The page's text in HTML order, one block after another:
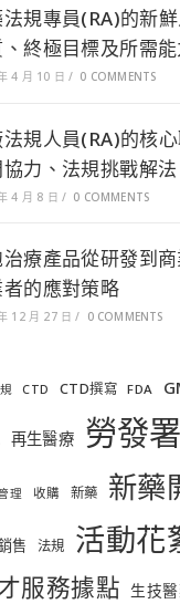
規專員(RA)的新
終極目標及所需能
4 月 10 日 / 0 COMMENTS
法規人員(RA)的核
力、法規挑戰解法
4 月 8 日 / 0 COMMENTS
療產品從研發到
的應對策略
12 月 27 日 / 0 COMMENTS
CTD CTD撰寫 FDA
再生醫療 勞發署
理 收購 新藥 新藥
售 法規 活動花
服務據點 生技